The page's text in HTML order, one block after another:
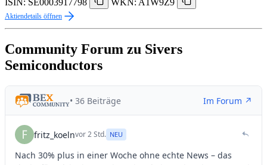
ISIN: SE0003917798
WKN: A1W9Z9
Aktiendetails öffnen
Community Forum zu Sivers
Semiconductors